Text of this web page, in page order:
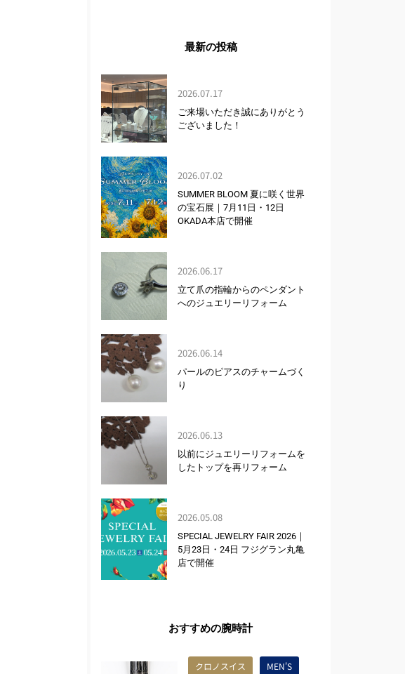
最新の投稿
2026.07.17
ご来場いただき誠にありがとう
ございました！
2026.07.02
SUMMER BLOOM 夏に咲く世界
の宝石展｜7月11日・12日
OKADA本店で開催
2026.06.17
立て爪の指輪からのペンダント
へのジュエリーリフォーム
2026.06.14
パールのピアスのチャームづく
り
2026.06.13
以前にジュエリーリフォームを
したトップを再リフォーム
2026.05.08
SPECIAL JEWELRY FAIR 2026｜
5月23日・24日 フジグラン丸亀
店で開催
おすすめの腕時計
クロノスイス MEN'S